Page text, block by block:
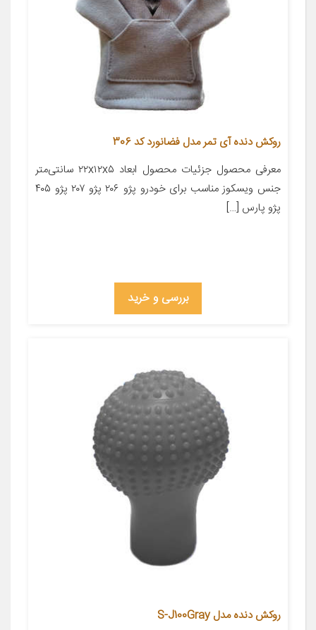
روکش دنده آی تمر مدل فضانورد کد 306
معرفی محصول جزئیات محصول ابعاد ۲۲x۱۲x۵ سانتی‌متر
جنس ویسکوز مناسب برای خودرو پژو ۲۰۶ پژو ۲۰۷ پژو ۴۰۵
پژو پارس […]
بررسی و خرید
روکش دنده مدل S-J100Gray